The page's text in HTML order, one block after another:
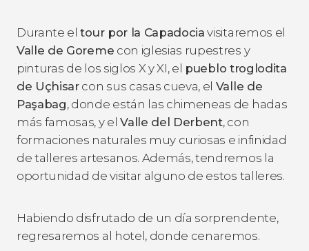
Durante eltour por la Capadocia visitaremos el
Valle de Goreme con iglesias rupestres y
pinturas de los siglos X y XI, el pueblo troglodita
de Uçhisarcon sus casas cueva, el Valle de
Paşabag, donde están las chimeneas de hadas
más famosas, y elValle del Derbent, con
formaciones naturales muy curiosas e infinidad
de talleres artesanos. Además, tendremos la
oportunidad de visitar alguno de estos talleres.
Habiendo disfrutado de un día sorprendente,
regresaremos al hotel, donde cenaremos.